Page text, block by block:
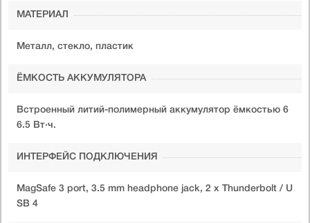
МАТЕРИАЛ
Металл, стекло, пластик
ЁМКОСТЬ АККУМУЛЯТОРА
Встроенный литий-полимерный аккумулятор ёмкостью 6
6.5 Вт·ч.
ИНТЕРФЕЙС ПОДКЛЮЧЕНИЯ
MagSafe 3 port, 3.5 mm headphone jack, 2 х Thunderbolt / U
SB 4